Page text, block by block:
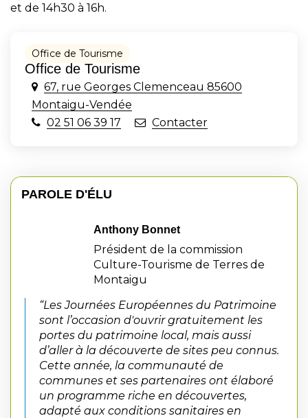
et de 14h30 à 16h.
Office de Tourisme
Office de Tourisme
67, rue Georges Clemenceau 85600
Montaigu-Vendée
02 51 06 39 17
Contacter
PAROLE D'ÉLU
Anthony Bonnet
Président de la commission
Culture-Tourisme de Terres de
Montaigu
“Les Journées Européennes du Patrimoine
sont l’occasion d'ouvrir gratuitement les
portes du patrimoine local, mais aussi
d’aller à la découverte de sites peu connus.
Cette année, la communauté de
communes et ses partenaires ont élaboré
un programme riche en découvertes,
adapté aux conditions sanitaires en